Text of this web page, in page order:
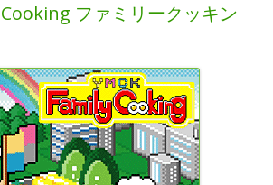
ファミリークッキン